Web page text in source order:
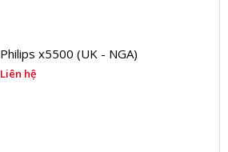
Philips x5500 (UK - NGA)
Liên hệ